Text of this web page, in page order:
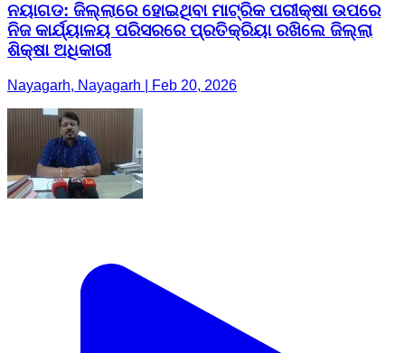
ନୟାଗଡ: ଜିଲ୍ଲାରେ ହୋଇଥିବା ମାଟ୍ରିକ ପରୀକ୍ଷା ଉପରେ
ନିଜ କାର୍ଯ୍ୟାଳୟ ପରିସରରେ ପ୍ରତିକ୍ରିୟା ରଖିଲେ ଜିଲ୍ଲା
ଶିକ୍ଷା ଅଧିକାରୀ
Nayagarh, Nayagarh | Feb 20, 2026